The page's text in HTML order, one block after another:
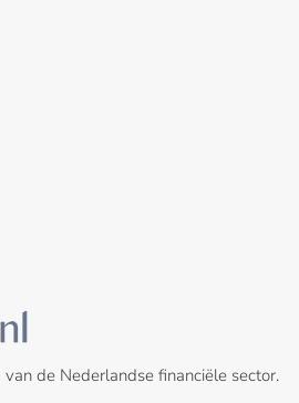
de Nederlandse financiële sector.